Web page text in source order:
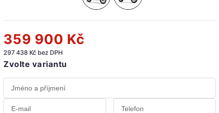
359 900 Kč
297 438 Kč bez DPH
Zvolte variantu